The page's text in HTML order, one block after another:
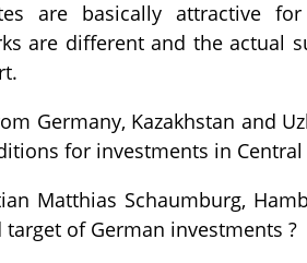
are basically attractive
are different and the actual
Germany, Kazakhstan and
for investments in Central
Matthias Schaumburg,
target of German investments ?